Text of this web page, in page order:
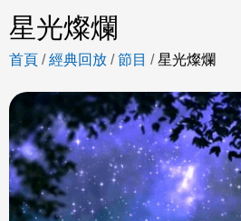
星光燦爛
首頁 /經典回放 /節目 /星光燦爛